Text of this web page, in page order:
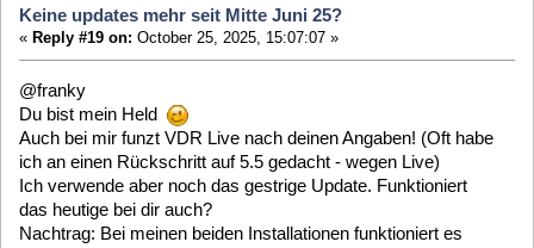
franky Posts: 582
Keine updates mehr seit Mitte Juni 25?
«Reply #20 on:
@kuro13
Ja bei mir funktionieren die Umlaute auch nach dem heutigen
Update.
Die nicht installierte glibc-gconvs war wohl schuld daran,
dass die Umlaute nicht korrekt importiert werden.
Mit dem heutigen Update von live funktioniert jedoch bei mir
in live der Menüpunkt Programme nicht mehr.